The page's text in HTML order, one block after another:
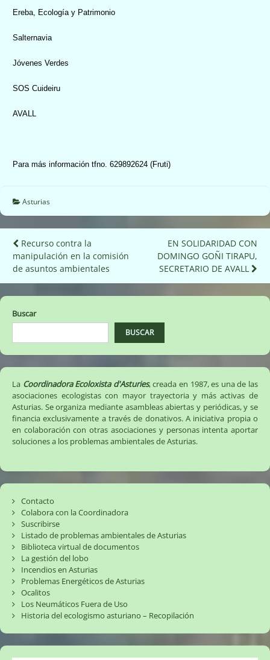
Ereba, Ecología y Patrimonio
Salternavia
Jóvenes Verdes
SOS Cuideiru
AVALL
Para más información tfno. 629892624 (Fruti)
Asturias
Navegación
de
entradas
Recurso contra la
manipulación en la comisión
de asuntos ambientales
EN SOLIDARIDAD CON
DOMINGO GOÑI TIRAPU,
SECRETARIO DE AVALL
Buscar
BUSCAR
La Coordinadora Ecoloxista d'Asturies, creada en 1987, es una de las
asociaciones ecologistas con mayor trayectoria y más activas de
Asturias. Se organiza mediante asambleas abiertas y periódicas, y se
financia exclusivamente a través de donativos. A iniciativa propia o
en colaboración con otras asociaciones y personas intenta aportar
soluciones a los problemas ambientales de Asturias.
Contacto
Colabora con la Coordinadora
Suscribirse
Listado de problemas ambientales de Asturias
Biblioteca virtual de documentos
La gestión del lobo
Incendios en Asturias
Problemas Energéticos de Asturias
Ocalitos
Los Neumáticos Fuera de Uso
Historia del ecologismo asturiano – Recopilación